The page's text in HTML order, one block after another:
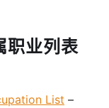
职业列表
List –